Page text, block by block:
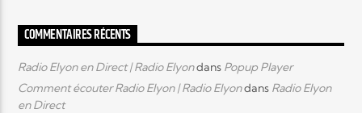
COMMENTAIRES RÉCENTS
Radio Elyon en Direct | Radio Elyondans Popup Player
Comment écouter Radio Elyon | Radio Elyondans Radio Elyon
en Direct